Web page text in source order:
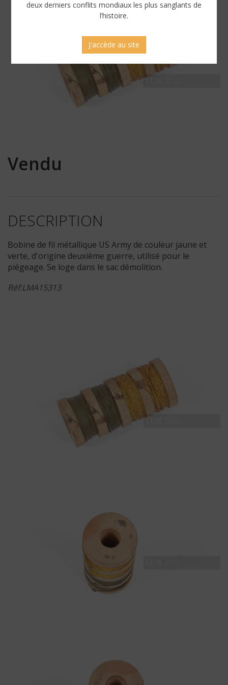
Vendu
DESCRIPTION
Bobine de fil métallique US Army de couleur jaune et
verte, d'origine deuxième guerre, utilisé pour le
piégeage. Se loge dans le sac démolition.
Réf:LMA15313
deux derniers conflits mondiaux les plus sanglants de
l’histoire.
J'accède au site